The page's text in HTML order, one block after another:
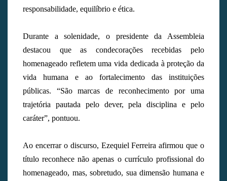
responsabilidade, equilíbrio e ética.
Durante a solenidade, o presidente da Assembleia
destacou que as condecorações recebidas pelo
homenageado refletem uma vida dedicada à proteção da
vida humana e ao fortalecimento das instituições
públicas. “São marcas de reconhecimento por uma
trajetória pautada pelo dever, pela disciplina e pelo
caráter”, pontuou.
Ao encerrar o discurso, Ezequiel Ferreira afirmou que o
título reconhece não apenas o currículo profissional do
homenageado, mas, sobretudo, sua dimensão humana e